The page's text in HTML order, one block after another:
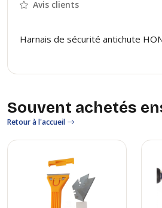
Avis clients
Harnais de sécurité antichute
Souvent achetés
Retour à l'accueil